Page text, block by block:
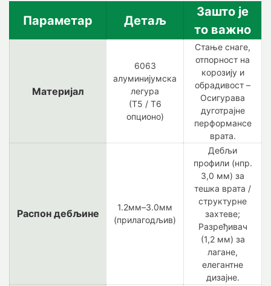
Параметар Детаљ
Зашто је
то важно
Материјал
6063
алуминијумска
легура
(Т5 / Т6
опционо)
Стање снаге,
отпорност на
корозију и
обрадивост –
Осигурава
дуготрајне
перформансе
врата.
Распон дебљине
1.2мм–3.0мм
(прилагодљив)
Дебљи
профили (нпр.
3,0 мм) за
тешка врата /
структурне
захтеве;
Разређивач
(1,2 мм) за
лагане,
елегантне
дизајне.